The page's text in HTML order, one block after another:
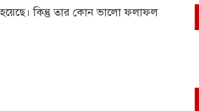
হয়েছে। কিন্তু তার কোন ভালো ফলাফল